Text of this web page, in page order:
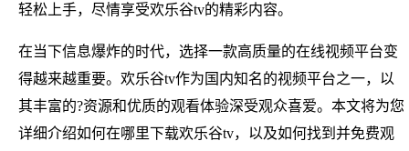
轻松上手，尽情享受欢乐谷tv的精彩内容。
在当下信息爆炸的时代，选择一款高质量的在线视频平台变
得越来越重要。欢乐谷tv作为国内知名的视频平台之一，以
其丰富的?资源和优质的观看体验深受观众喜爱。本文将为您
详细介绍如何在哪里下载欢乐谷tv，以及如何找到并免费观